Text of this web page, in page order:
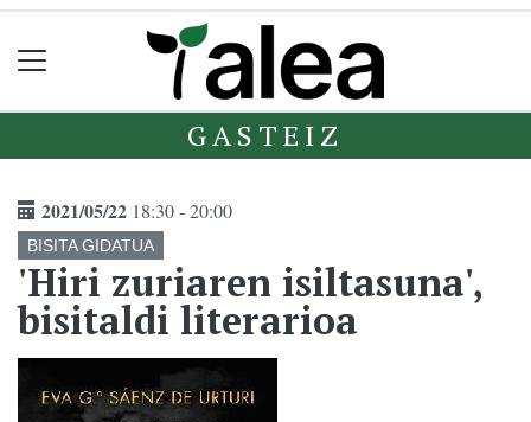
GASTEIZ
2021/05/22 18:30 - 20:00
BISITA GIDATUA
'Hiri zuriaren isiltasuna',
bisitaldi literarioa